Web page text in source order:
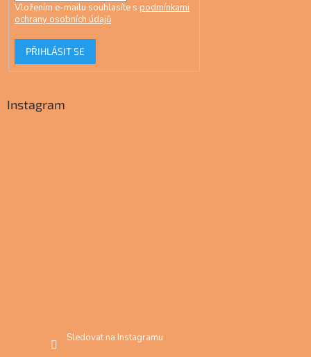
Vložením e-mailu souhlasíte s podmínkami
ochrany osobních údajů
PŘIHLÁSIT SE
Instagram
Sledovat na Instagramu